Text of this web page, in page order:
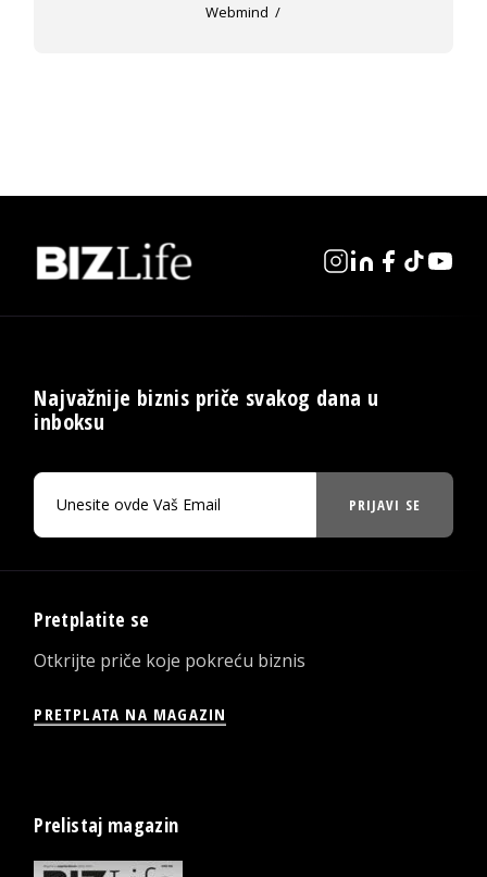
Webmind
Najvažnije biznis priče svakog dana u
inboksu
PRIJAVI SE
Pretplatite se
Otkrijte priče koje pokreću biznis
PRETPLATA NA MAGAZIN
Prelistaj magazin